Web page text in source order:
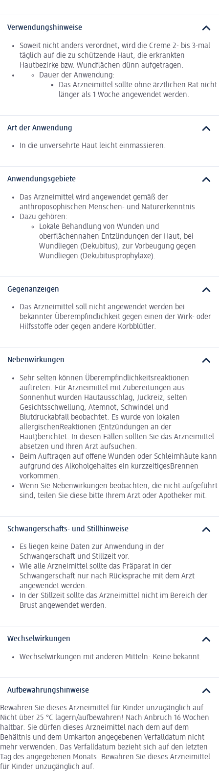
Verwendungshinweise
Soweit nicht anders verordnet, wird die Creme 2- bis 3-mal
täglich auf die zu schützende Haut, die erkrankten
Hautbezirke bzw. Wundflächen dünn aufgetragen.
Dauer der Anwendung:
Das Arzneimittel sollte ohne ärztlichen Rat nicht
länger als 1 Woche angewendet werden.
Art der Anwendung
In die unversehrte Haut leicht einmassieren.
Anwendungsgebiete
Das Arzneimittel wird angewendet gemäß der
anthroposophischen Menschen- und Naturerkenntnis
Dazu gehören:
Lokale Behandlung von Wunden und
oberflächennahen Entzündungen der Haut, bei
Wundliegen (Dekubitus), zur Vorbeugung gegen
Wundliegen (Dekubitusprophylaxe).
Gegenanzeigen
Das Arzneimittel soll nicht angewendet werden bei
bekannter Überempfindlichkeit gegen einen der Wirk- oder
Hilfsstoffe oder gegen andere Korbblütler.
Nebenwirkungen
Sehr selten können Überempfindlichkeitsreaktionen
auftreten. Für Arzneimittel mit Zubereitungen aus
Sonnenhut wurden Hautausschlag, Juckreiz, selten
Gesichtsschwellung, Atemnot, Schwindel und
Blutdruckabfall beobachtet. Es wurde von lokalen
allergischenReaktionen (Entzündungen an der
Haut)berichtet. In diesen Fällen sollten Sie das Arzneimittel
absetzen und Ihren Arzt aufsuchen.
Beim Auftragen auf offene Wunden oder Schleimhäute kann
aufgrund des Alkoholgehaltes ein kurzzeitigesBrennen
vorkommen.
Wenn Sie Nebenwirkungen beobachten, die nicht aufgeführt
sind, teilen Sie diese bitte Ihrem Arzt oder Apotheker mit.
Schwangerschafts- und Stillhinweise
Es liegen keine Daten zur Anwendung in der
Schwangerschaft und Stillzeit vor.
Wie alle Arzneimittel sollte das Präparat in der
Schwangerschaft nur nach Rücksprache mit dem Arzt
angewendet werden.
In der Stillzeit sollte das Arzneimittel nicht im Bereich der
Brust angewendet werden.
Wechselwirkungen
Wechselwirkungen mit anderen Mitteln: Keine bekannt.
Aufbewahrungshinweise
Bewahren Sie dieses Arzneimittel für Kinder unzugänglich auf.
Nicht über 25 °C lagern/aufbewahren! Nach Anbruch 16 Wochen
haltbar. Sie dürfen dieses Arzneimittel nach dem auf dem
Behältnis und dem Umkarton angegebenen Verfalldatum nicht
mehr verwenden. Das Verfalldatum bezieht sich auf den letzten
Tag des angegebenen Monats. Bewahren Sie dieses Arzneimittel
für Kinder unzugänglich auf.